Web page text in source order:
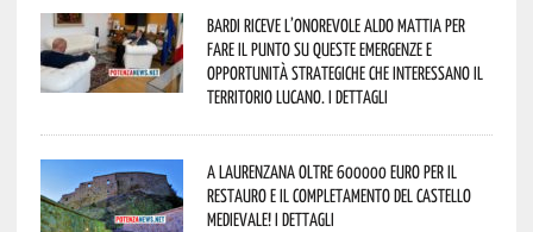
Bardi riceve l’onorevole Aldo Mattia per
fare il punto su queste emergenze e
opportunità strategiche che interessano il
territorio lucano. I dettagli
A Laurenzana oltre 600000 euro per il
restauro e il completamento del Castello
Medievale! I dettagli